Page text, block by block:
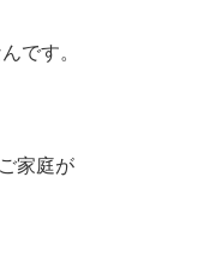
です。
家庭が